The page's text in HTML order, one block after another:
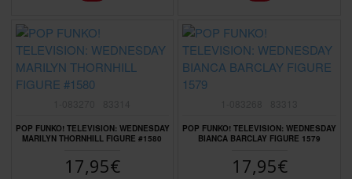
POP FUNKO! TELEVISION: WEDNESDAY
MARILYN THORNHILL FIGURE #1580
17,95€
POP FUNKO! TELEVISION: WEDNESDAY
BIANCA BARCLAY FIGURE 1579
17,95€